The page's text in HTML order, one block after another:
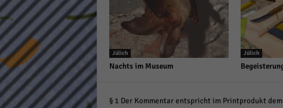
Jülich
Nachts im Museum
Jülich
§ 1 Der Kommentar entspricht im Printprodukt